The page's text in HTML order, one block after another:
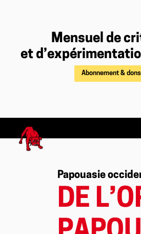
Mensuel de
et
Abonnement & dons
Papouasie
DE